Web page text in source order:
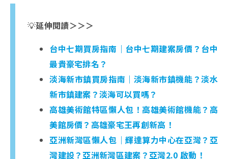
💡延伸閱讀＞＞＞
台中七期買房指南｜台中七期建案房價？台中
最貴豪宅排名？
淡海新市鎮買房指南｜淡海新市鎮機能？淡水
新市鎮建案？淡海可以買嗎？
高雄美術館特區懶人包！高雄美術館機能？高
美館房價？高雄豪宅王再創新高！
亞洲新灣區懶人包｜輝達算力中心在亞灣？亞
灣建設？亞洲新灣區建案？亞灣2.0 啟動！